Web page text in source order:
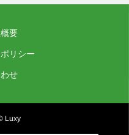
要
リシー
せ
Luxy